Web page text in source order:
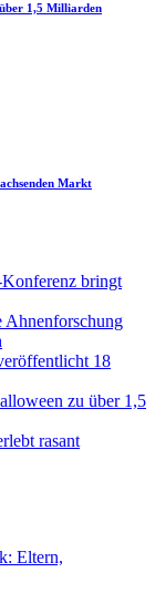
1,5 Milliarden
Markt
bringt
Ahnenforschung
18
zu über 1,5
rasant
Eltern,